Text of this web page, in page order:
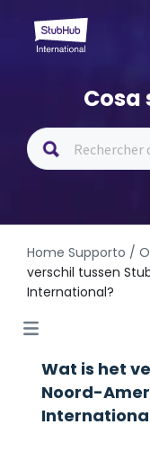
Cosa
Home Supporto /
verschil tussen
International?
Wat is het
Noord-